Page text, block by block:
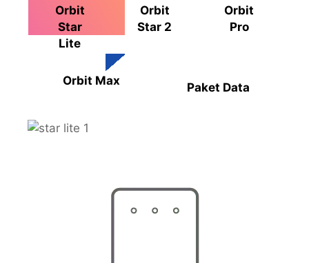
Orbit
Star
Lite
Orbit
Star 2
Orbit
Pro
Orbit Max Paket Data